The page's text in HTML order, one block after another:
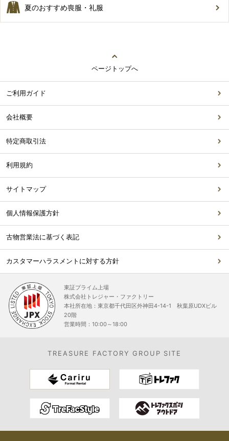
夏のおすすめ喪服・礼服
ページトップへ
ご利用ガイド
会社概要
特定商取引法
利用規約
サイトマップ
個人情報保護方針
古物営業法に基づく表記
カスタマーハラスメントに対する方針
東証プライム上場
株式会社トレジャー・ファクトリー
本社所在地：東京都千代田区外神田4-14-1 秋葉原UDXビル
20階
営業時間：10:00～18:00
TREASURE FACTORY GROUP SITE